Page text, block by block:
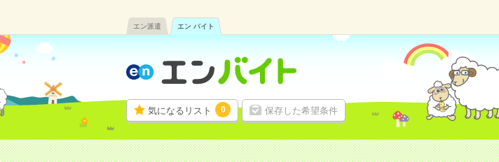
エン派遣 エン バイト
気になるリスト 0 保存した希望条件